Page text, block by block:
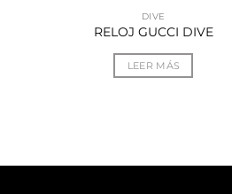
DIVE
RELOJ GUCCI DIVE
LEER MÁS